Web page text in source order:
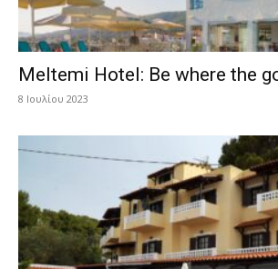
Meltemi Hotel: Be where the
8 Ιουλίου 2023